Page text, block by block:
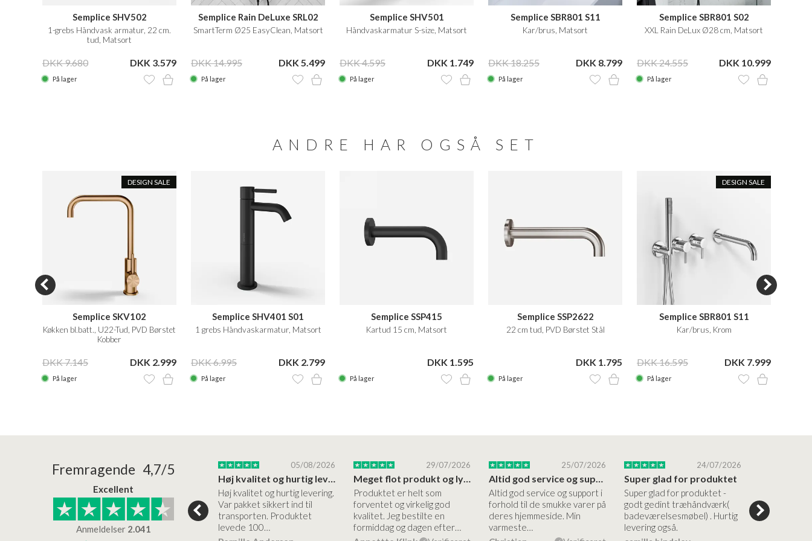
Semplice SHV502
1-grebs Håndvask armatur, 22 cm.
tud, Matsort
DKK 9.680 DKK 3.579
På lager
Semplice Rain DeLuxe SRL02
SmartTerm Ø25 EasyClean, Matsort
DKK 14.995 DKK 5.499
På lager
Semplice SHV501
Håndvaskarmatur S-size, Matsort
DKK 4.595 DKK 1.749
På lager
Semplice SBR801 S11
Kar/brus, Matsort
DKK 18.255 DKK 8.799
På lager
Semplice SBR801 S02
XXL Rain DeLux Ø28 cm, Matsort
DKK 24.555 DKK 10.999
På lager
ANDRE HAR OGSÅ SET
DESIGN SALE
Semplice SKV102
Køkken bl.batt., U22-Tud, PVD Børstet
Kobber
DKK 7.145 DKK 2.999
På lager
Semplice SHV401 S01
1 grebs Håndvaskarmatur, Matsort
DKK 6.995 DKK 2.799
På lager
Semplice SSP415
Kartud 15 cm, Matsort
DKK 1.595
På lager
Semplice SSP2622
22 cm tud, PVD Børstet Stål
DKK 1.795
På lager
DESIGN SALE
Semplice SBR801 S11
Kar/brus, Krom
DKK 16.595 DKK 7.999
På lager
Fremragende 4,7/5
Excellent
Anmeldelser 2.041
24/01/2026
Superflot bademøbel og rigtig lynhurtig…
22/01/2026
Kanon god service
Kanon god service. Varerne
bliver leveret hurtigt, og det
er virkelig kvalitet.
Lise
05/08/2026
Høj kvalitet og hurtig levering
Høj kvalitet og hurtig levering.
Var pakket sikkert ind til
transporten. Produktet
levede 100…
29/07/2026
Meget flot produkt og lynhurtigt levering
Produktet er helt som
forventet og virkelig god
kvalitet. Jeg bestilte en
formiddag og dagen efter…
25/07/2026
Altid god service og support i forhold…
Altid god service og support i
forhold til de smukke varer på
deres hjemmeside. Min
varmeste…
24/07/2026
Super glad for produktet
Super glad for produktet -
godt gedint træhåndværk(
badeværelsesmøbel) . Hurtig
levering også.
forståelig
nem